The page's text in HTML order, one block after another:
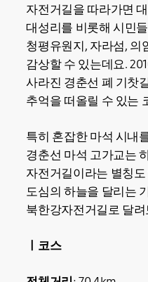
자전거길을 따라가면
대성리를 비롯해 시민
청평유원지, 자라섬, 의
감상할 수 있는데요.
사라진 경춘선 폐 기찻
추억을 떠올릴 수 있는
특히 혼잡한 마석 시내
경춘선 마석 고가교는
자전거길이라는 별칭
도심의 하늘을 달리는
북한강자전거길로 달려
ㅣ코스